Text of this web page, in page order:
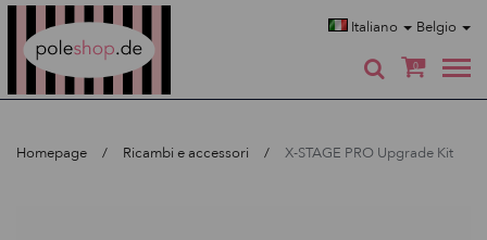
Italiano Belgio
0
Homepage Ricambi e accessori X-STAGE PRO Upgrade Kit